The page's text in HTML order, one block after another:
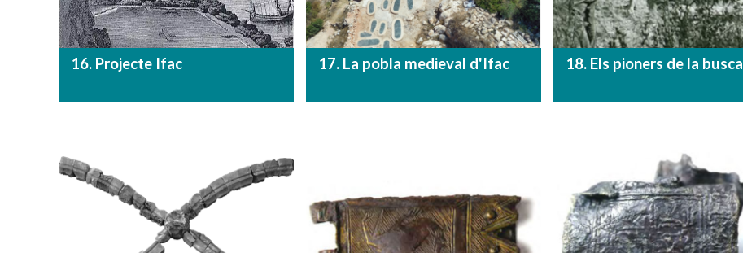
16. Projecte Ifac 17. La pobla medieval d'Ifac 18. Els pioners de la busca